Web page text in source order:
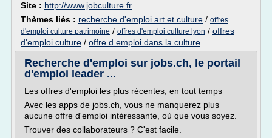
Site : http://www.jobculture.fr
Thèmes liés : recherche d'emploi art et culture / offres
d'emploi culture patrimoine / offres d'emploi culture lyon / offres
d'emploi culture / offre d emploi dans la culture
Recherche d'emploi sur jobs.ch, le portail
d'emploi leader ...
Les offres d'emploi les plus récentes, en tout temps
Avec les apps de jobs.ch, vous ne manquerez plus
aucune offre d'emploi intéressante, où que vous soyez.
Trouver des collaborateurs ? C'est facile.